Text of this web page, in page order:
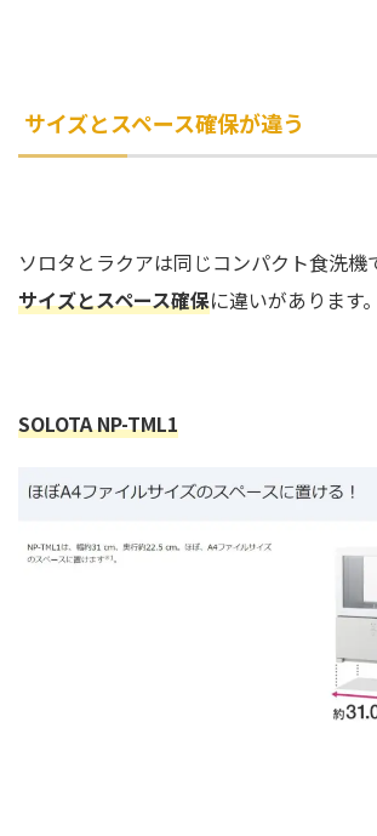
サイズとスペース確保が違う
ソロタとラクアは同じコンパクト食洗機
サイズとスペース確保に違いがあります。
SOLOTA NP-TML1